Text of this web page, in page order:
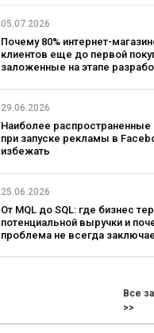
05.07.2026
Почему 80% интернет-
клиентов еще до первой
заложенные на этапе
29.06.2026
Наиболее
при запуске рекламы в
избежать
25.06.2026
От MQL до SQL: где бизнес
потенциальной выручки и
проблема не всегда
Все
>>